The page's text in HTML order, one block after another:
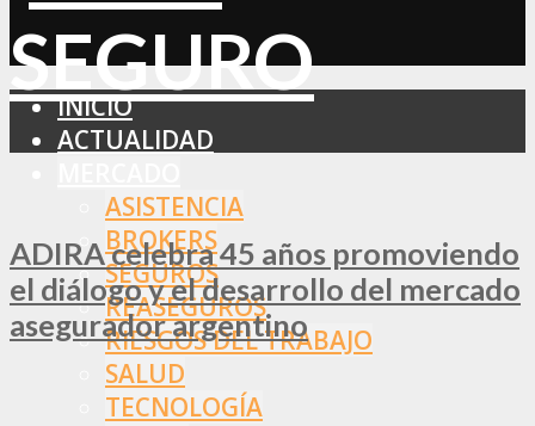
INICIO
ACTUALIDAD
ASISTENCIA
BROKERS
SEGUROS
REASEGUROS
RIESGOS DEL TRABAJO
SALUD
TECNOLOGÍA
ADIRA celebra 45 años promoviendo
el diálogo y el desarrollo del mercado
asegurador argentino